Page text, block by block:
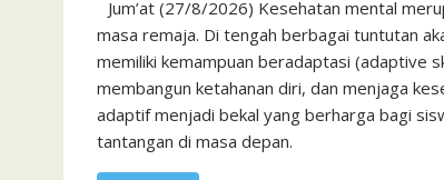
Jum’at (27/8/2026) Kesehatan mental
masa remaja. Di tengah berbagai tuntutan
memiliki kemampuan beradaptasi (adaptive
membangun ketahanan diri, dan menjaga
adaptif menjadi bekal yang berharga bagi
tantangan di masa depan.